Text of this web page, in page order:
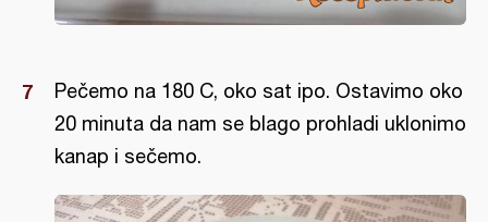
Pečemo na 180 C, oko sat ipo. Ostavimo oko
20 minuta da nam se blago prohladi uklonimo
kanap i sečemo.